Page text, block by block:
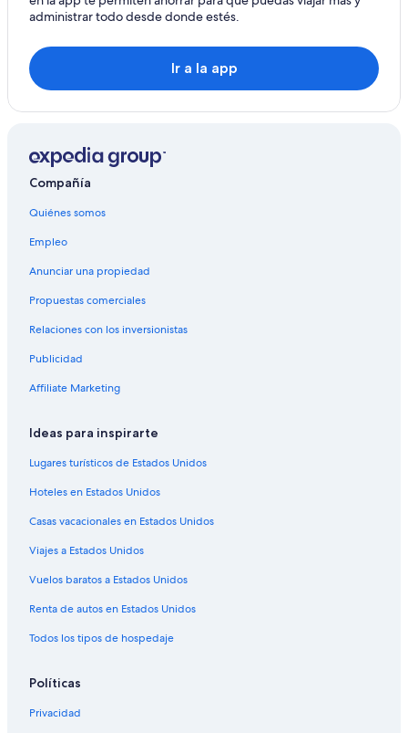
Tiendas de campaña en Williams
Casas vacacionales en Williams
Resorts en Williams
Apartamentos en Williams
Ranchos en Williams
Hoteles con concierge en Williams
Hoteles con bar en Williams
Hoteles con desayuno incluido en Williams
Hoteles con estacionamiento en Williams
Hoteles con alberca en Williams
Hoteles con restaurante en Williams
Hoteles que aceptan mascotas en Williams
Hoteles en Williams
Posadas en Williams
administrar todo desde donde estés.
Ir a la app
Compañía
Quiénes somos
Empleo
Anunciar una propiedad
Propuestas comerciales
Relaciones con los inversionistas
Publicidad
Affiliate Marketing
Ideas para inspirarte
Lugares turísticos de Estados Unidos
Hoteles en Estados Unidos
Casas vacacionales en Estados Unidos
Viajes a Estados Unidos
Vuelos baratos a Estados Unidos
Renta de autos en Estados Unidos
Todos los tipos de hospedaje
Políticas
Privacidad